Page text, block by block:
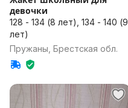
девочки
128 - 134 (8 лет), 134 - 140 (9
лет)
Пружаны, Брестская обл.